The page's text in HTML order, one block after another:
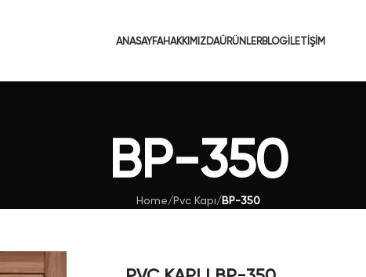
ANASAYFAHAKKIMIZDAÜRÜNLERBLOGİLETIŞIM
BP-350
Home/Pvc Kapı/BP-350